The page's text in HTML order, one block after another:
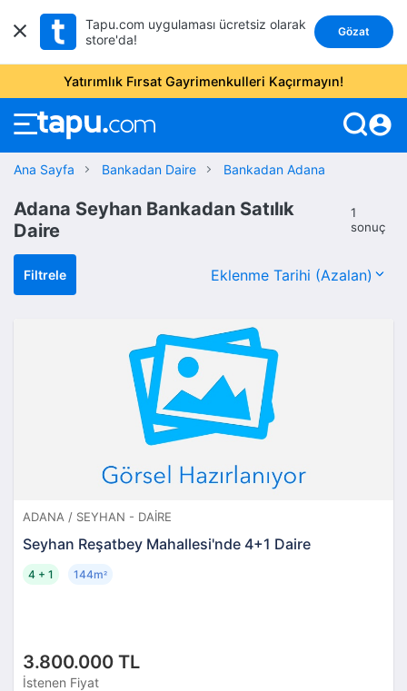
Tapu.com uygulaması ücretsiz olarak
store'da!
Gözat
Yatırımlık Fırsat Gayrimenkulleri Kaçırmayın!
account_circle
Ana Sayfa Bankadan Daire Bankadan Adana
Adana Seyhan Bankadan Satılık
Daire
1
sonuç
Filtrele
ADANA / SEYHAN - DAIRE
Seyhan Reşatbey Mahallesi'nde 4+1 Daire
3.800.000 TL
İstenen Fiyat
4 + 1 144m²